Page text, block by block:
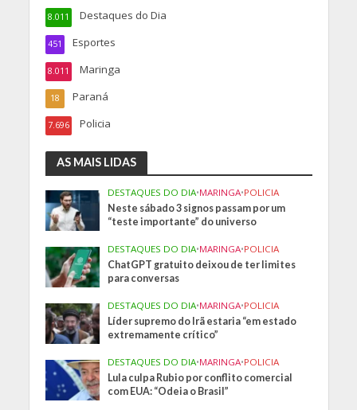
Destaques do Dia
8.011
Esportes
451
Maringa
8.011
Paraná
18
Policia
7.696
AS MAIS LIDAS
DESTAQUES DO DIA•MARINGA•POLICIA
Neste sábado 3 signos passam por um
“teste importante” do universo
DESTAQUES DO DIA•MARINGA•POLICIA
ChatGPT gratuito deixou de ter limites
para conversas
DESTAQUES DO DIA•MARINGA•POLICIA
Líder supremo do Irã estaria “em estado
extremamente crítico”
DESTAQUES DO DIA•MARINGA•POLICIA
Lula culpa Rubio por conflito comercial
com EUA: “Odeia o Brasil”